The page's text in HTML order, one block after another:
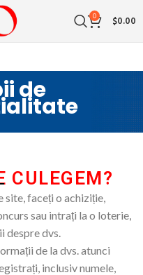
0 $0.00
de
CULEGEM?​
site, faceți o achiziție,
sau intrați la o loterie,
despre dvs.
de la dvs. atunci
inclusiv numele,